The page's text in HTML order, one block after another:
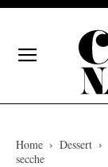
Home Dessert
secche